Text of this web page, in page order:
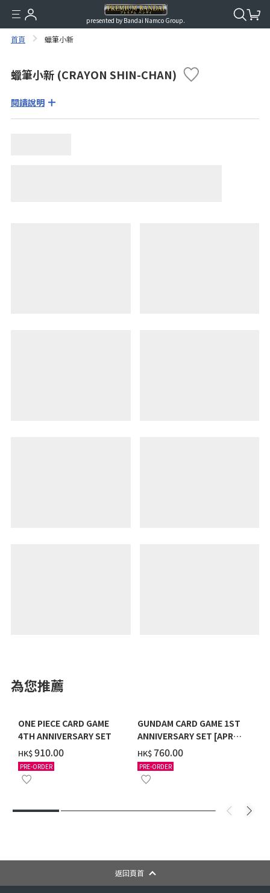
presented by Bandai Namco Group.
首頁 蠟筆小新
蠟筆小新 (CRAYON SHIN-CHAN)
閱讀說明
為您推薦
ONE PIECE CARD GAME
4TH ANNIVERSARY SET
HK$‌910.00
PRE-ORDER
GUNDAM CARD GAME 1ST
ANNIVERSARY SET [APR
2027 DELIVERY]
HK$‌760.00
PRE-ORDER
返回頁首